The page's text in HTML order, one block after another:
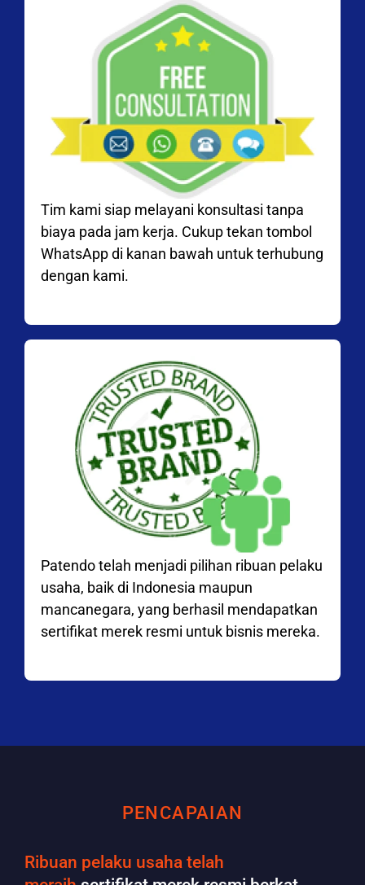
Tim kami siap melayani konsultasi tanpa
biaya pada jam kerja. Cukup tekan tombol
WhatsApp di kanan bawah untuk terhubung
dengan kami.
Patendo telah menjadi pilihan ribuan pelaku
usaha, baik di Indonesia maupun
mancanegara, yang berhasil mendapatkan
sertifikat merek resmi untuk bisnis mereka.
PENCAPAIAN
Ribuan pelaku usaha telah